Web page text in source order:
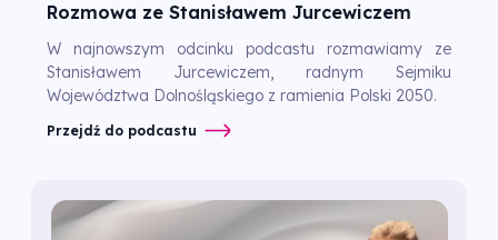
Rozmowa ze Stanisławem Jurcewiczem
W najnowszym odcinku podcastu rozmawiamy ze
Stanisławem Jurcewiczem, radnym Sejmiku
Województwa Dolnośląskiego z ramienia Polski 2050.
Przejdź do podcastu